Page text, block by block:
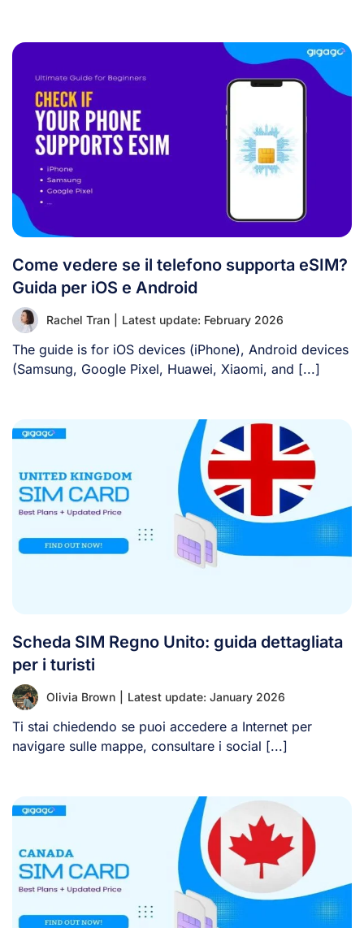
Come vedere se il telefono supporta eSIM?
Guida per iOS e Android
Rachel Tran Latest update: February 2026
The guide is for iOS devices (iPhone), Android devices
(Samsung, Google Pixel, Huawei, Xiaomi, and [...]
Scheda SIM Regno Unito: guida dettagliata
per i turisti
Olivia Brown Latest update: January 2026
Ti stai chiedendo se puoi accedere a Internet per
navigare sulle mappe, consultare i social [...]